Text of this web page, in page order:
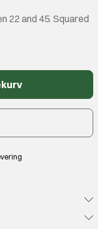
22 and 45. Squared